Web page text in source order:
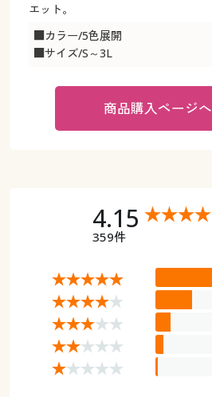
カタログ無料プレゼント
ご利用ガイド
よくある質問とお問い合わせ
会員メニュー
マイページ
閲覧履歴
ご利用ガイド
エット。
■カラー/5色展開
■サイズ/S～3L
商品購入ページへ
4.15
359件